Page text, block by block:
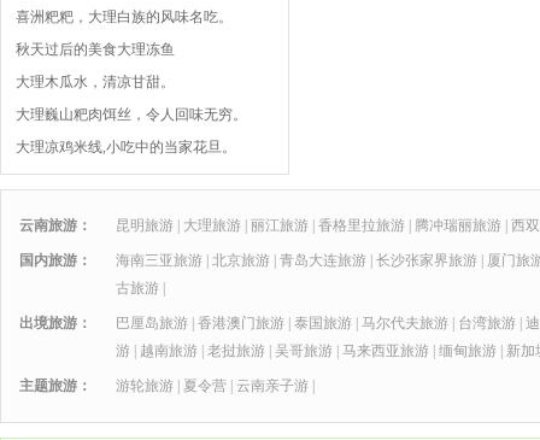
喜洲粑粑，大理白族的风味名吃。
秋天过后的美食大理冻鱼
大理木瓜水，清凉甘甜。
大理巍山粑肉饵丝，令人回味无穷。
大理凉鸡米线,小吃中的当家花旦。
云南旅游： 昆明旅游 大理旅游 丽江旅游 香格里拉旅游 腾冲瑞丽旅游 西
国内旅游： 海南三亚旅游 北京旅游 青岛大连旅游 长沙张家界旅游
厦门旅
古旅游
出境旅游： 巴厘岛旅游 香港澳门旅游 泰国旅游 马尔代夫旅游 台湾旅游
游
越南旅游 老挝旅游 吴哥旅游 马来西亚旅游 缅甸旅游 新加
主题旅游： 游轮旅游 夏令营 云南亲子游